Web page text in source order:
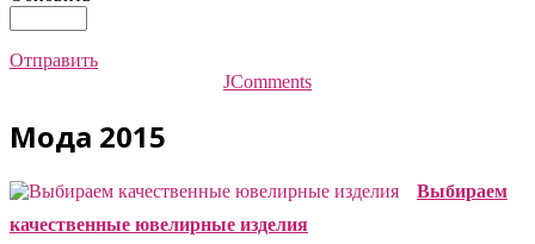
Отправить
JComments
Мода 2015
Выбираем
качественные ювелирные изделия